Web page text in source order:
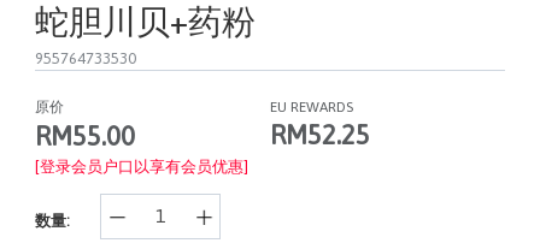
蛇胆川贝+药粉
955764733530
原价
RM55.00
EU REWARDS
RM52.25
[登录会员户口以享有会员优惠]
数量: